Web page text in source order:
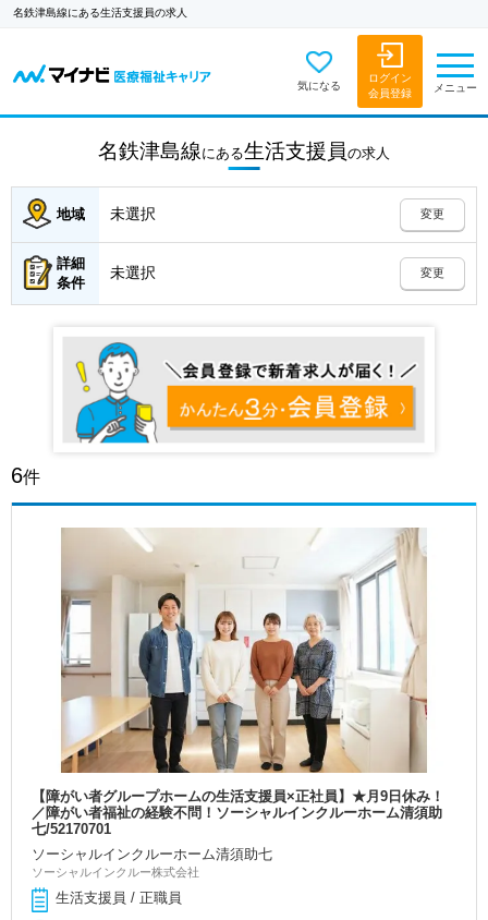
名鉄津島線にある生活支援員の求人
気になる
ログイン
会員登録
メニュー
名鉄津島線 にある生活支援員の求人
地域 未選択 変更
詳細
条件
未選択 変更
6件
【障がい者グループホームの生活支援員×正社員】★月9日休み！
／障がい者福祉の経験不問！ソーシャルインクルーホーム清須助
七/52170701
ソーシャルインクルーホーム清須助七
ソーシャルインクルー株式会社
生活支援員 / 正職員